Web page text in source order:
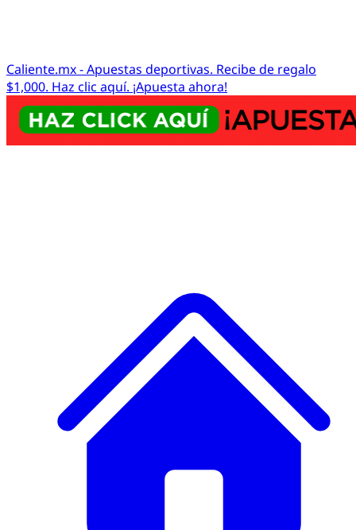
Caliente.mx - Apuestas deportivas. Recibe de regalo
$1,000. Haz clic aquí. ¡Apuesta ahora!